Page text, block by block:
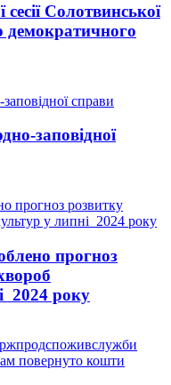
Солотвинської
демократичного
заповідної
прогноз
2024 року